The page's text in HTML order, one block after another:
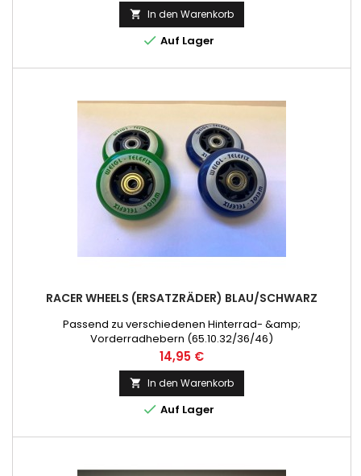
 In den Warenkorb
 Auf Lager
RACER WHEELS (ERSATZRÄDER) BLAU/SCHWARZ
Passend zu verschiedenen Hinterrad- &amp;
Vorderradhebern (65.10.32/36/46)
Preis
14,95 €
 In den Warenkorb
 Auf Lager